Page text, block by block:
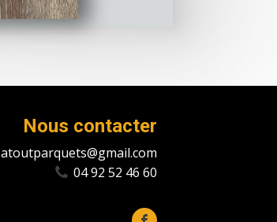
Nous contacter
atoutparquets@gmail.com
04 92 52 46 60